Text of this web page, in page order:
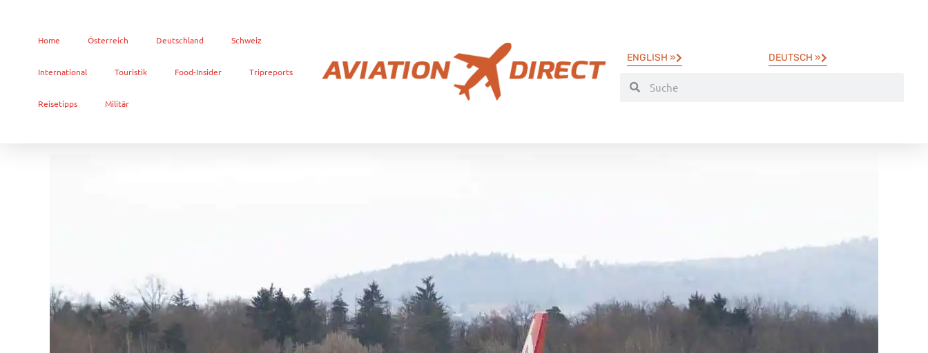
Home Österreich Deutschland Schweiz
International Touristik Food-Insider Tripreports
Reisetipps Militär
ENGLISH » DEUTSCH »